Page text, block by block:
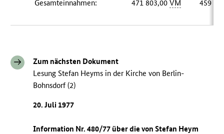
Gesamteinnahmen: 471 803,00VM 459
Zum nächsten Dokument
Lesung Stefan Heyms in der Kirche von Berlin-
Bohnsdorf (2)
20. Juli 1977
Information Nr. 480/77 über die von Stefan Heym